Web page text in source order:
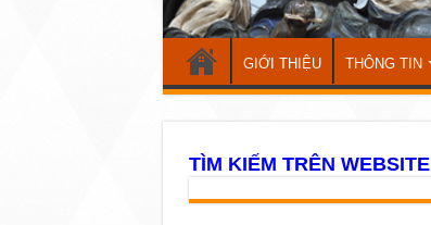
GIỚI THIỆU THÔNG TIN
TÌM KIẾM TRÊN WEBSITE